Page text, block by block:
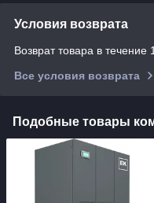
Условия возврата
Возврат товара в течение
Все условия возврата
Подобные товары